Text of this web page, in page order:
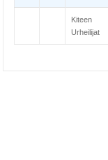
Kiteen
Urheilijat